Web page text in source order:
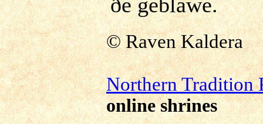
©Raven Kaldera
Northern Tradition
online shrines